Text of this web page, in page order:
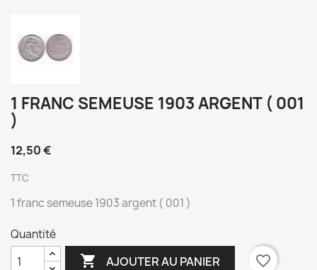
1 FRANC SEMEUSE 1903 ARGENT ( 001
)
12,50 €
TTC
1 franc semeuse 1903 argent ( 001 )
Quantité
 AJOUTER AU PANIER
favorite_border